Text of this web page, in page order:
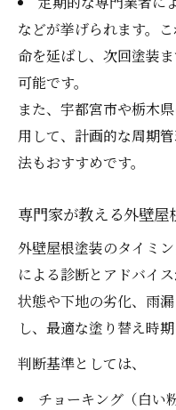
る方法
などが挙げられます。
命を延ばし、次回塗装
可能です。
また、宇都宮市や栃木
用して、計画的な周期
法もおすすめです。
専門家が教える外壁屋
外壁屋根塗装のタイミ
による診断とアドバイ
状態や下地の劣化、雨
し、最適な塗り替え時期
判断基準としては、
チョーキング（白い